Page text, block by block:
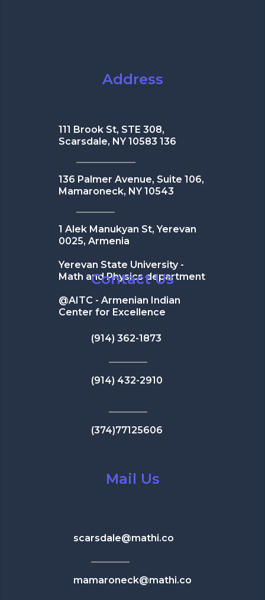
Address
111 Brook St, STE 308,
Scarsdale, NY 10583 136
136 Palmer Avenue, Suite 106,
Mamaroneck, NY 10543
1 Alek Manukyan St, Yerevan
0025, Armenia
Yerevan State University -
Math and Physics department
@AITC - Armenian Indian
Center for Excellence
Contact Us
(914) 362-1873
(914) 432-2910
(374)77125606
Mail Us
scarsdale@mathi.co
mamaroneck@mathi.co